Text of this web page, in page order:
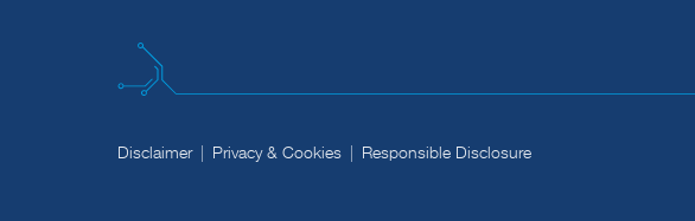
Disclaimer Privacy & Cookies Responsible Disclosure